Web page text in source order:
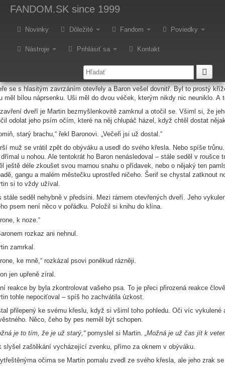
FANDOM.SK since 1999
Novinky Dôležité Fandom Poviedky
Nástroje Prihlásiť sa Kontakt
pero - jar 2026: Muž a
se ozvalo jemné škrábání na dveře, Martin se s hlasitým vzdechem
Byla to víceméně taková rutina, kdy svého milovaného psa
Baron začal psím způsobem klepat na dveře, aby ho Martin opět pustil
se s hlasitým zavrzáním otevřely a Baron vešel dovnitř. Byl to prostý
měl bílou náprsenku. Uši měl do dvou véček, kterým nikdy nic neuniklo.
dveří je Martin bezmyšlenkovitě zamknul a otočil se. Všiml si, že
odolat jeho psím očím, které na něj chlupáč házel, když chtěl dostat
starý brachu,“ řekl Baronovi. „Večeři jsi už dostal.“
muž se vrátil zpět do obýváku a usedl do svého křesla. Nebo spíše
u nohou. Ale tentokrát ho Baron nenásledoval – stále seděl v
ještě déle zkoušet svou marnou snahu o přídavek, nebo o nějaký ten
gangu a malém městečku uprostřed ničeho. Šerif se chystal zatknout
si to vždy užíval.
stále seděl nehybně v předsíni. Mezi rámem otevřených dveří. Jeho
psem není něco v pořádku. Položil si knihu do klína.
k noze.“
rozkaz ani nehnul.
zamrkal.
ke mně,“ rozkázal psovi poněkud rázněji.
jen upřeně zíral.
reakce by byla zkontrolovat vašeho psa. To je přeci přirozená reakce
tohle nepociťoval – spíš ho zachvátila úzkost.
přilepený ke svému křeslu, když si všiml toho pohledu. Oči víc
Něco, čeho by pes neměl být schopen.
je to tím, že je už starý,“pomyslel si Martin. „Možná je už čas jít k
slyšel zaštěkání vycházející zvenku, přímo za oknem v obýváku.
očima se Martin pomalu zvedl ze svého křesla, ale jeho zrak